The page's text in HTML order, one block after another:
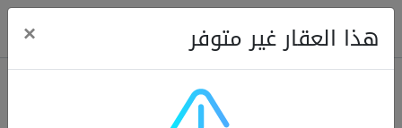
هذا العقار غير متوفر ×